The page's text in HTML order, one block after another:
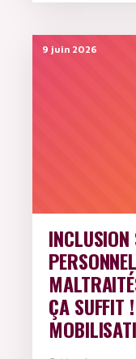
9 juin 2026
ÇA SUFFIT